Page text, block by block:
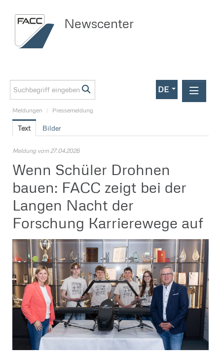
Newscenter
DE
Meldungen
Investor Relations
Pressemeldung
Media
Kontakt
Meldungen / Pressemeldung
Text Bilder
Meldung vom 27.04.2026
Wenn Schüler Drohnen
bauen: FACC zeigt bei der
Langen Nacht der
Forschung Karrierewege auf